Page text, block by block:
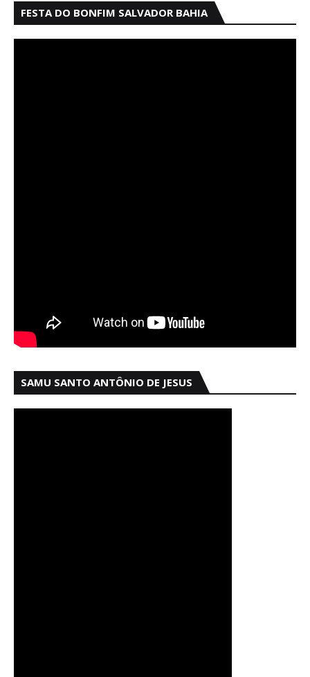
FESTA DO BONFIM SALVADOR BAHIA
SAMU SANTO ANTÔNIO DE JESUS